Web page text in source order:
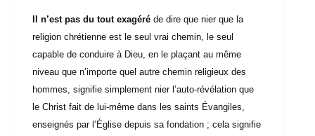
Il n’est pas du tout exagéré de dire que nier que la
religion chrétienne est le seul vrai chemin, le seul
capable de conduire à Dieu, en le plaçant au même
niveau que n’importe quel autre chemin religieux des
hommes, signifie simplement nier l’auto-révélation que
le Christ fait de lui-même dans les saints Évangiles,
enseignés par l’Église depuis sa fondation ; cela signifie